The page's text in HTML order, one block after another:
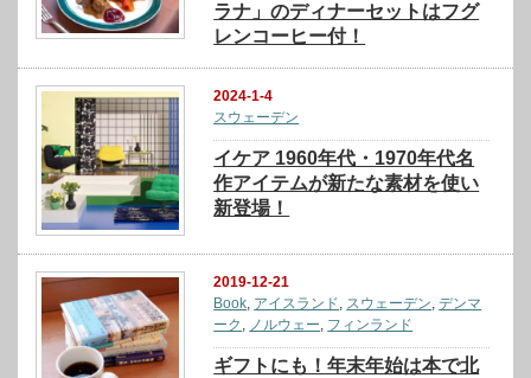
ラナ」のディナーセットはフグ
レンコーヒー付！
2024-1-4
スウェーデン
イケア 1960年代・1970年代名
作アイテムが新たな素材を使い
新登場！
2019-12-21
Book アイスランド スウェーデン ,デンマ
ーク
ノルウェー フィンランド
ギフトにも！年末年始は本で北